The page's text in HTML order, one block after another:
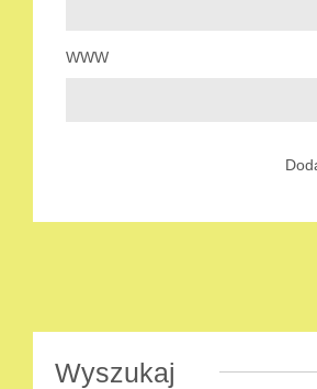
WWW
Wyszukaj